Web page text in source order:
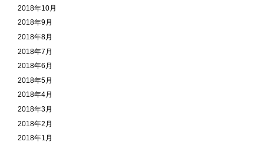
2018年10月
2018年9月
2018年8月
2018年7月
2018年6月
2018年5月
2018年4月
2018年3月
2018年2月
2018年1月